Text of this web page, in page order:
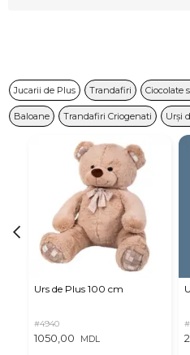
Jucarii de Plus Trandafiri Ciocolate
Baloane Trandafiri Criogenati Urși
Urs de Plus 100 cm
#4940
1050,00 MDL